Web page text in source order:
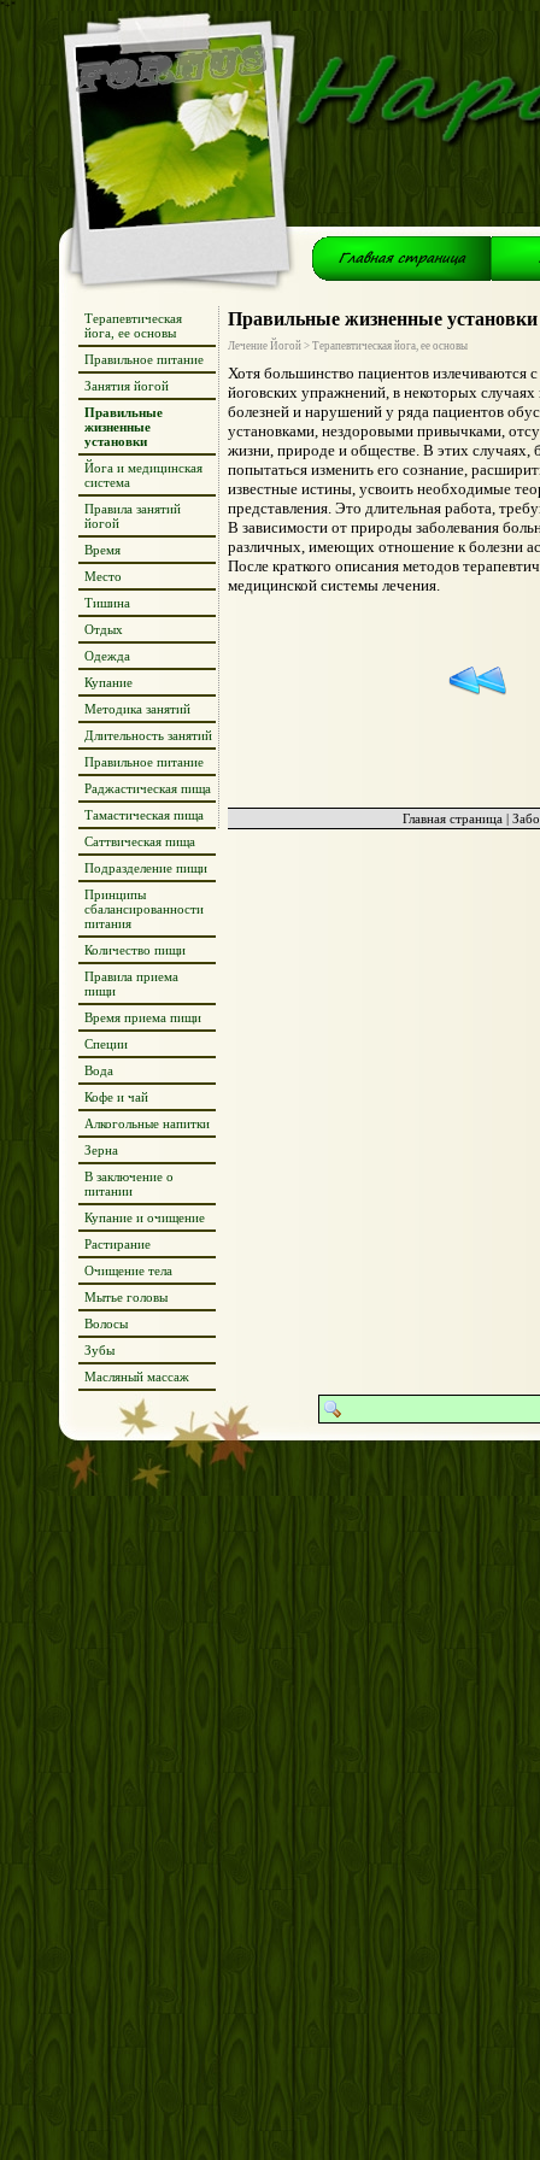
*+*
Правильные жизненные установки
Лечение Йогой > Терапевтическая йога, ее основы
Хотя большинство пациентов излечиваются
йоговских упражнений, в некоторых случаях
болезней и нарушений у ряда пациентов
установками, нездоровыми привычками,
жизни, природе и обществе. В этих случаях,
попытаться изменить его сознание,
известные истины, усвоить необходимые
представления. Это длительная работа,
В зависимости от природы заболевания
различных, имеющих отношение к болезни
После краткого описания методов
медицинской системы лечения.
Главная страница|
Терапевтическая
йога, ее основы
Правильное питание
Занятия йогой
Правильные
жизненные
установки
Йога и медицинская
система
Правила занятий
йогой
Время
Место
Тишина
Отдых
Одежда
Купание
Методика занятий
Длительность занятий
Правильное питание
Раджастическая пища
Тамастическая пища
Саттвическая пища
Подразделение пищи
Принципы
сбалансированности
питания
Количество пищи
Правила приема
пищи
Время приема пищи
Специи
Вода
Кофе и чай
Алкогольные напитки
Зерна
В заключение о
питании
Купание и очищение
Растирание
Очищение тела
Мытье головы
Волосы
Зубы
Масляный массаж